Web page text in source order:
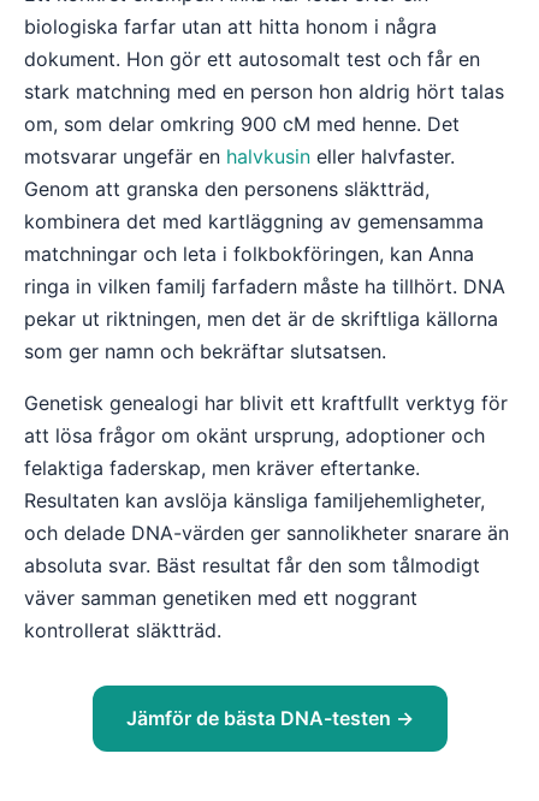
biologiska farfar utan att hitta honom i några
dokument. Hon gör ett autosomalt test och får en
stark matchning med en person hon aldrig hört talas
om, som delar omkring 900 cM med henne. Det
motsvarar ungefär en halvkusin eller halvfaster.
Genom att granska den personens släktträd,
kombinera det med kartläggning av gemensamma
matchningar och leta i folkbokföringen, kan Anna
ringa in vilken familj farfadern måste ha tillhört. DNA
pekar ut riktningen, men det är de skriftliga källorna
som ger namn och bekräftar slutsatsen.
Genetisk genealogi har blivit ett kraftfullt verktyg för
att lösa frågor om okänt ursprung, adoptioner och
felaktiga faderskap, men kräver eftertanke.
Resultaten kan avslöja känsliga familjehemligheter,
och delade DNA-värden ger sannolikheter snarare än
absoluta svar. Bäst resultat får den som tålmodigt
väver samman genetiken med ett noggrant
kontrollerat släktträd.
Jämför de bästa DNA-testen →